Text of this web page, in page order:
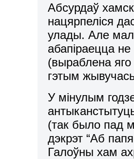
Абсурдаў
нацярпеліся
улады. Але
абапіраецца
(выраблена
гэтым
У мінулым
(так было пад
дэкрэт “Аб
Галоўны хам